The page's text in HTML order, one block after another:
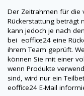
Der Zeitrahmen für die
Rückerstattung beträgt
kann jedoch je nach
bei eoffice24 eine
ihrem Team geprüft.
können Sie mit einer
wenn Produkte
sind, wird nur ein
eoffice24 E-Mail